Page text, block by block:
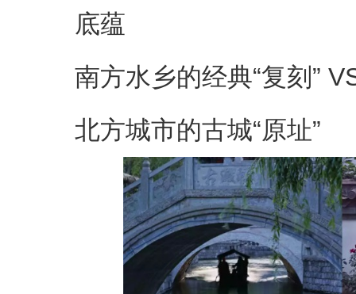
底蕴
南方水乡的经典“复刻”
北方城市的古城“原址”